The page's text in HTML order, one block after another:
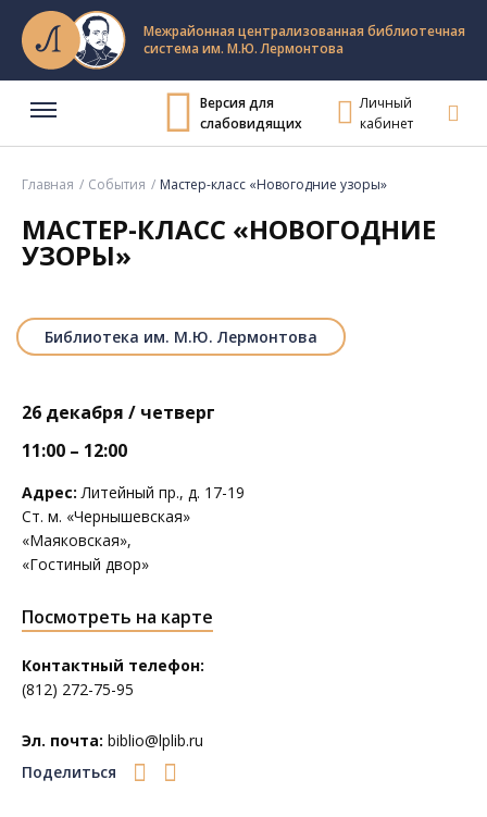
Межрайонная централизованная библиотечная
система им. М.Ю. Лермонтова
Версия для
слабовидящих
Личный
кабинет
Главная События Мастер-класс «Новогодние узоры»
МАСТЕР-КЛАСС «НОВОГОДНИЕ
УЗОРЫ»
Библиотека им. М.Ю. Лермонтова
26 декабря / четверг
11:00 – 12:00
Адрес: Литейный пр., д. 17-19
Ст. м. «Чернышевская»
«Маяковская»,
«Гостиный двор»
Посмотреть на карте
Контактный телефон:
(812) 272-75-95
Эл. почта: biblio@lplib.ru
Поделиться